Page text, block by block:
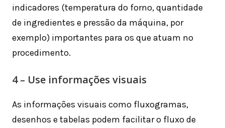
indicadores (temperatura do forno, quantidade
de ingredientes e pressão da máquina, por
exemplo) importantes para os que atuam no
procedimento.
4 – Use informações visuais
As informações visuais como fluxogramas,
desenhos e tabelas podem facilitar o fluxo de